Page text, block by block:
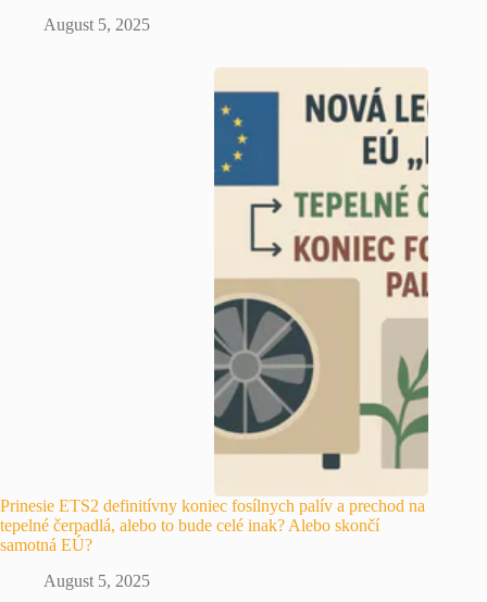
August 5, 2025
Prinesie ETS2 definitívny koniec fosílnych palív a prechod na
tepelné čerpadlá, alebo to bude celé inak? Alebo skončí
samotná EÚ?
August 5, 2025